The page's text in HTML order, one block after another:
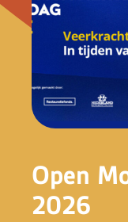
Open
2026